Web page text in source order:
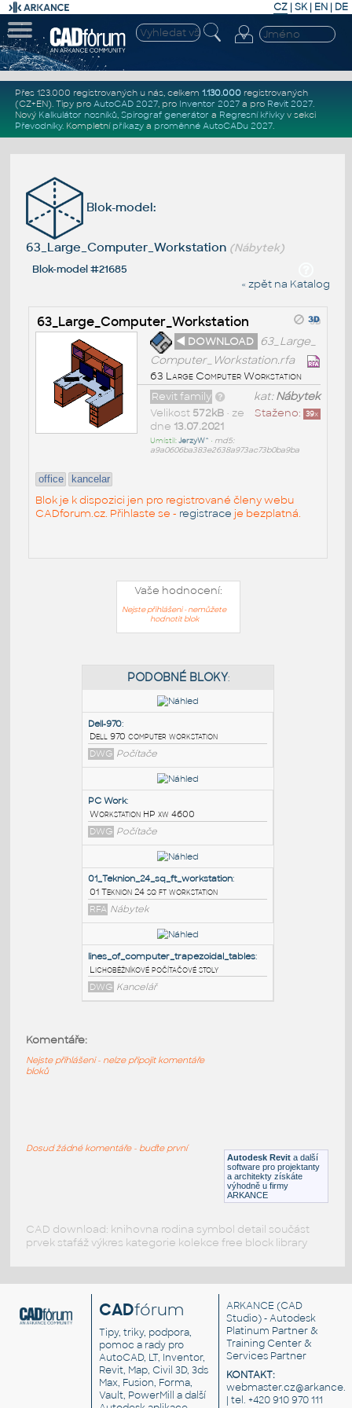
CZ | SK| EN | DE
Přes 123.000 registrovaných u nás, celkem 1.130.000registrovaných
(CZ+EN). Tipy pro AutoCAD 2027, pro Inventor 2027a pro Revit 2027.
Nový Kalkulátor nosníků, Spirograf generátor a Regresní křivkyv sekci
Převodníky. Kompletní příkazya proměnné AutoCADu 2027.
Blok-model:
63_Large_Computer_Workstation (Nábytek)
Blok-model #21685
« zpět na Katalog
63_Large_Computer_Workstation
◄ DOWNLOAD 63_Large_
Computer_Workstation.rfa
63 Large Computer Workstation
kat:Nábytek
Revit family
Staženo: 39x
Velikost 572kB• ze
dne 13.07.2021
Umístil:JerzyW^ • md5:
a9a0606ba383e2638a973ac73b0ba9ba
office kancelar
Blok je k dispozici jen pro registrované členy webu
CADforum.cz. Přihlaste se - registrace je bezplatná.
Vaše hodnocení:
Nejste přihlášeni - nemůžete
hodnotit blok
Dell 970 computer workstation
DWG Počítače
PC Work:
Workstation HP xw 4600
DWG Počítače
Nábytek
Autodesk Revit a další
software pro projektanty
a architekty získáte
výhodně u firmy
ARKANCE
Komentáře:
Nejste přihlášeni - nelze připojit komentáře
bloků
Dosud žádné komentáře - buďte první
CAD download: knihovna rodina symbol detail součást
prvek stafáž výkres kategorie kolekce free block library
CADfórum
Tipy, triky, podpora,
pomoc a rady pro
AutoCAD, LT, Inventor,
Revit, Map, Civil 3D, 3ds
Max, Fusion, Forma,
Vault, PowerMill a další
ARKANCE (CAD
Studio) - Autodesk
Platinum Partner &
Training Center &
Services Partner
KONTAKT:
| tel. +420 910 970 111